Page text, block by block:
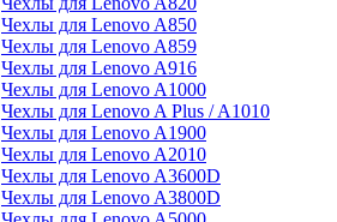
Чехлы для Lenovo A850
Чехлы для Lenovo A859
Чехлы для Lenovo A916
Чехлы для Lenovo A1000
Чехлы для Lenovo A Plus / A1010
Чехлы для Lenovo A1900
Чехлы для Lenovo A2010
Чехлы для Lenovo A3600D
Чехлы для Lenovo A3800D